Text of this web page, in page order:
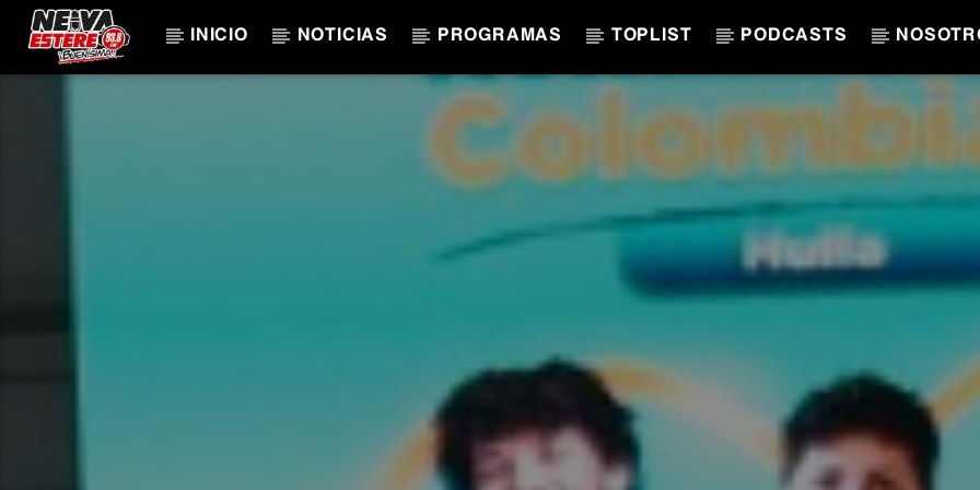
INICIO NOTICIAS PROGRAMAS TOPLIST PODCASTS